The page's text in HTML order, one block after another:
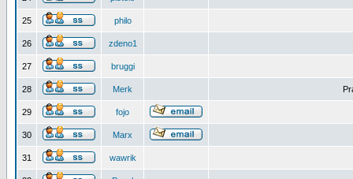
25 philo
26 zdeno1
27 bruggi
28 Merk
29 fojo
30 Marx
31 wawrik